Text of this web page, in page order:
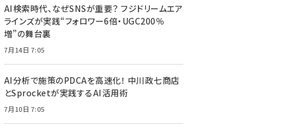
AI検索時代、なぜSNSが重要？ フジドリームエア
ラインズが実践“フォロワー6倍・UGC200％
増”の舞台裏
7月14日 7:05
AI分析で施策のPDCAを高速化！ 中川政七商店
とSprocketが実践するAI活用術
7月10日 7:05